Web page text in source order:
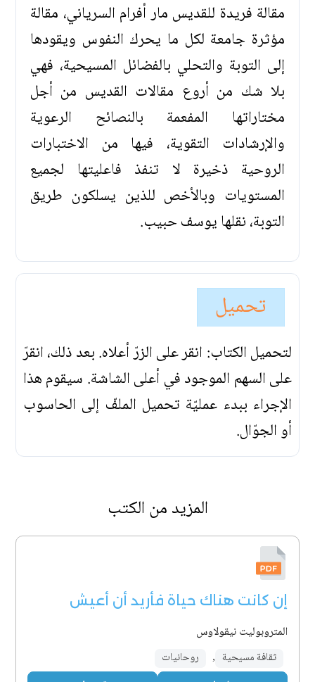
مقالة فريدة للقديس مار أفرام السرياني، مقالة
مؤثرة جامعة لكل ما يحرك النفوس ويقودها
إلى التوبة والتحلي بالفضائل المسيحية، فهي
بلا شك من أروع مقالات القديس من أجل
مختاراتها المفعمة بالنصائح الرعوية
والإرشادات التقوية، فيها من الاختبارات
الروحية ذخيرة لا تنفذ فاعليتها لجميع
المستويات وبالأخص للذين يسلكون طريق
التوبة، نقلها يوسف حبيب.
تحميل
لتحميل الكتاب: انقر على الزرّ أعلاه. بعد ذلك، انقرّ
على السهم الموجود في أعلى الشاشة. سيقوم هذا
الإجراء ببدء عمليّة تحميل الملفّ إلى الحاسوب
أو الجوّال.
المزيد من الكتب
إن كانت هناك حياة فأريد أن أعيش
المتروبوليت نيقولاوس
ثقافة مسيحية , روحانيات